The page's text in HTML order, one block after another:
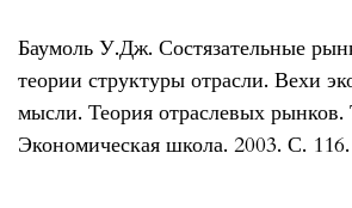
Баумоль У.Дж. Состязательные
теории структуры отрасли. Вехи
мысли. Теория отраслевых
Экономическая школа. 2003. С. 116.